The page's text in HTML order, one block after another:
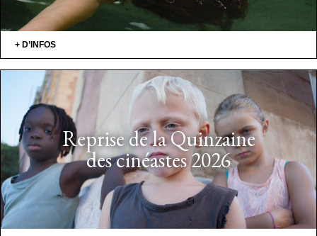
+ D’INFOS
Reprise de la Quinzaine
des cinéastes 2026